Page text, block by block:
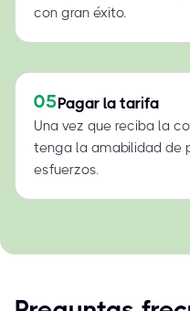
con gran éxito.
05Pagar la tarifa
Una vez que reciba la
tenga la amabilidad de
esfuerzos.